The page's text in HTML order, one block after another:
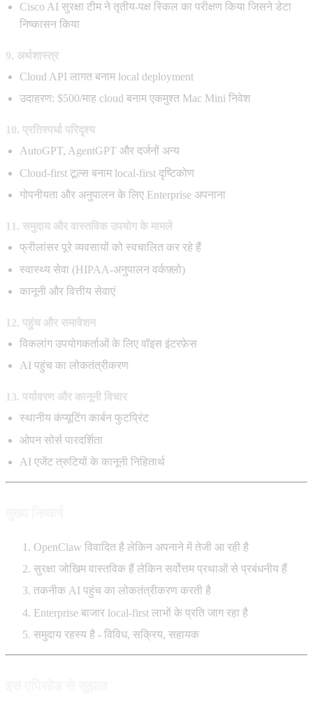
Cisco AI सुरक्षा टीम ने तृतीय-पक्ष स्किल का परीक्षण किया जिसने डेटा
निष्कासन किया
9. अर्थशास्त्र
Cloud API लागत बनाम local deployment
उदाहरण: $500/माह cloud बनाम एकमुश्त Mac Mini निवेश
10. प्रतिस्पर्धा परिदृश्य
AutoGPT, AgentGPT और दर्जनों अन्य
Cloud-first टूल्स बनाम local-first दृष्टिकोण
गोपनीयता और अनुपालन के लिए Enterprise अपनाना
11. समुदाय और वास्तविक उपयोग के मामले
फ्रीलांसर पूरे व्यवसायों को स्वचालित कर रहे हैं
स्वास्थ्य सेवा (HIPAA-अनुपालन वर्कफ़्लो)
कानूनी और वित्तीय सेवाएं
12. पहुंच और समावेशन
विकलांग उपयोगकर्ताओं के लिए वॉइस इंटरफ़ेस
AI पहुंच का लोकतंत्रीकरण
13. पर्यावरण और कानूनी विचार
स्थानीय कंप्यूटिंग कार्बन फुटप्रिंट
ओपन सोर्स पारदर्शिता
AI एजेंट त्रुटियों के कानूनी निहितार्थ
OpenClaw विवादित है लेकिन अपनाने में तेजी आ रही है
सुरक्षा जोखिम वास्तविक हैं लेकिन सर्वोत्तम प्रथाओं से प्रबंधनीय हैं
तकनीक AI पहुंच का लोकतंत्रीकरण करती है
Enterprise बाजार local-first लाभों के प्रति जाग रहा है
समुदाय रहस्य है - विविध, सक्रिय, सहायक